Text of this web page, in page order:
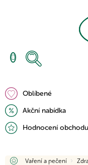
Oblíbené
Akční nabídka
Hodnocení obchodu
Domů
Vaření a pečení